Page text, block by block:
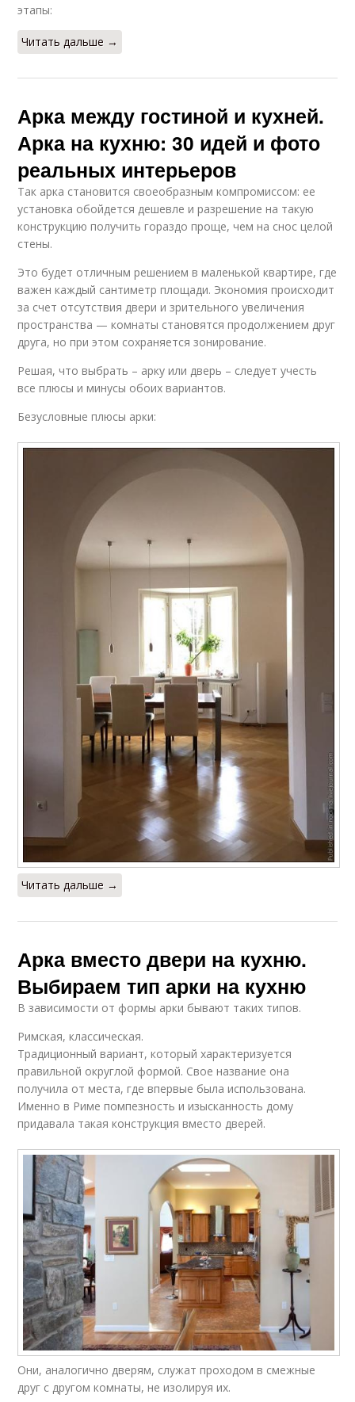
этапы:
Читать дальше →
Арка между гостиной и кухней.
Арка на кухню: 30 идей и фото
реальных интерьеров
Так арка становится своеобразным компромиссом: ее
установка обойдется дешевле и разрешение на такую
конструкцию получить гораздо проще, чем на снос целой
стены.
Это будет отличным решением в маленькой квартире, где
важен каждый сантиметр площади. Экономия происходит
за счет отсутствия двери и зрительного увеличения
пространства — комнаты становятся продолжением друг
друга, но при этом сохраняется зонирование.
Решая, что выбрать – арку или дверь – следует учесть
все плюсы и минусы обоих вариантов.
Безусловные плюсы арки:
Читать дальше →
Арка вместо двери на кухню.
Выбираем тип арки на кухню
В зависимости от формы арки бывают таких типов.
Римская, классическая.
Традиционный вариант, который характеризуется
правильной округлой формой. Свое название она
получила от места, где впервые была использована.
Именно в Риме помпезность и изысканность дому
придавала такая конструкция вместо дверей.
Они, аналогично дверям, служат проходом в смежные
друг с другом комнаты, не изолируя их.